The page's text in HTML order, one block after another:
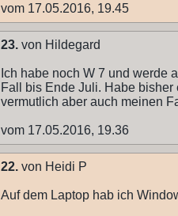
vom 17.05.2016, 19.45
23. von Hildegard
Ich habe noch W 7 und werde
Fall bis Ende Juli. Habe
vermutlich aber auch meinen
vom 17.05.2016, 19.36
22. von Heidi P
Auf dem Laptop hab ich